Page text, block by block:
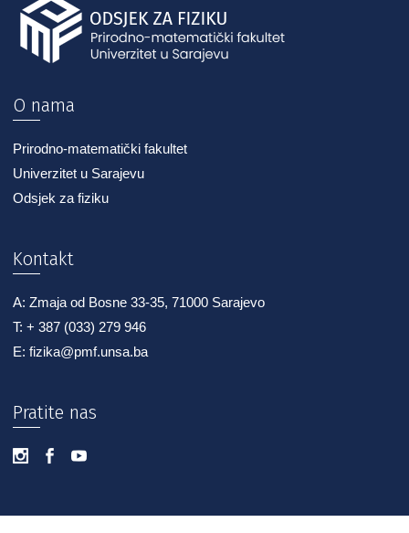
O nama
Prirodno-matematički fakultet
Univerzitet u Sarajevu
Odsjek za fiziku
Kontakt
A: Zmaja od Bosne 33-35, 71000 Sarajevo
T: + 387 (033) 279 946
E: fizika@pmf.unsa.ba
Pratite nas